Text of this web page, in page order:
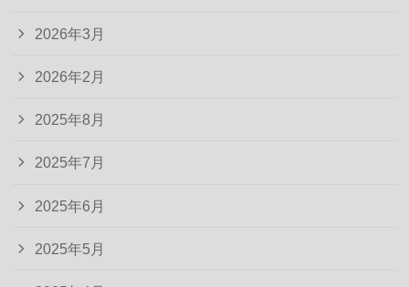
2026年3月
2026年2月
2025年8月
2025年7月
2025年6月
2025年5月